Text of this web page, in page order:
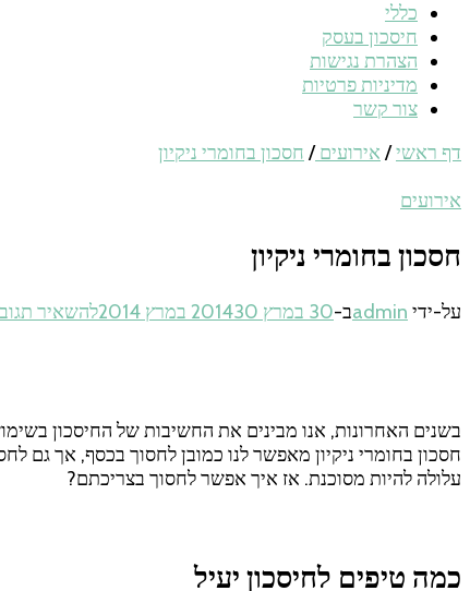
כללי
חיסכון בעסק
הצהרת נגישות
מדיניות פרטיות
צור קשר
דף ראשי/ אירועים/ חסכון בחומרי ניקיון
אירועים
חסכון בחומרי ניקיון
על-ידי adminב-30 במרץ 2014 30 במרץ 2014 להשאיר
בשנים האחרונות, אנו מבינים את החשיבות של החיסכון
חסכון בחומרי ניקיון מאפשר לנו כמובן לחסוך בכסף, אך גם
עלולה להיות מסוכנת. אז איך אפשר לחסוך בצריכתם?
כמה טיפים לחיסכון יעיל